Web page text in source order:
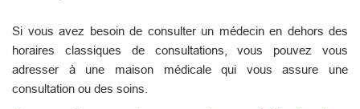
Si vous avez besoin de consulter un médecin en dehors des
horaires classiques de consultations, vous pouvez vous
adresser à une maison médicale qui vous assure une
consultation ou des soins.